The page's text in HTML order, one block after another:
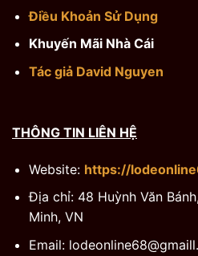
Điều Khoản Sử Dụng
Khuyến Mãi Nhà Cái
Tác giả David Nguyen
THÔNG TIN LIÊN HỆ
Website: https://
Địa chỉ: 48 Huỳnh Văn
Minh, VN
Email: